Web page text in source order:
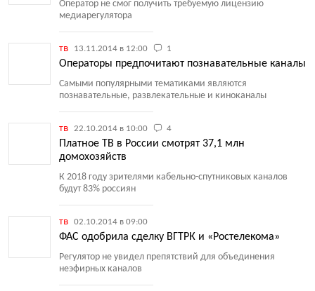
Оператор не смог получить требуемую лицензию
медиарегулятора
тв 13.11.2014 в 12:00 1
Операторы предпочитают познавательные каналы
Самыми популярными тематиками являются
познавательные, развлекательные и киноканалы
тв 22.10.2014 в 10:00 4
Платное ТВ в России смотрят 37,1 млн
домохозяйств
К 2018 году зрителями кабельно-спутниковых каналов
будут 83% россиян
тв 02.10.2014 в 09:00
ФАС одобрила сделку ВГТРК и «Ростелекома»
Регулятор не увидел препятствий для объединения
неэфирных каналов